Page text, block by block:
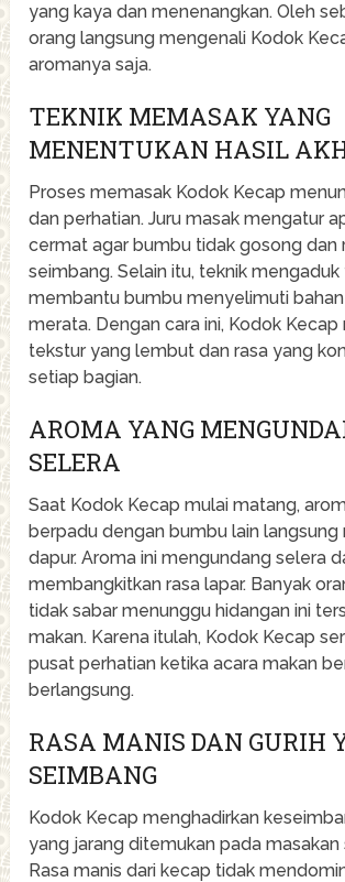
yang kaya dan menenangkan. Oleh
orang langsung mengenali Kodok
aromanya saja.
TEKNIK MEMASAK YANG
MENENTUKAN HASIL
Proses memasak Kodok Kecap
dan perhatian. Juru masak mengatur
cermat agar bumbu tidak gosong dan
seimbang. Selain itu, teknik
membantu bumbu menyelimuti
merata. Dengan cara ini, Kodok
tekstur yang lembut dan rasa yang
setiap bagian.
AROMA YANG
SELERA
Saat Kodok Kecap mulai matang,
berpadu dengan bumbu lain langsung
dapur. Aroma ini mengundang selera
membangkitkan rasa lapar. Banyak
tidak sabar menunggu hidangan ini
makan. Karena itulah, Kodok Kecap
pusat perhatian ketika acara makan
berlangsung.
RASA MANIS DAN GURIH
SEIMBANG
Kodok Kecap menghadirkan
yang jarang ditemukan pada masakan
Rasa manis dari kecap tidak